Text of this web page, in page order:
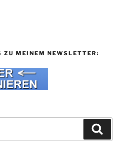
ZU MEINEM NEWSLETTER: